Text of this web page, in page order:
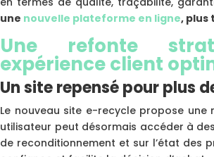
une nouvelle plateforme en ligne,
Une refonte
expérience client
Un site repensé pour plus
Le nouveau site e-recycle propose
utilisateur peut désormais accéder à
de reconditionnement et sur l’état des